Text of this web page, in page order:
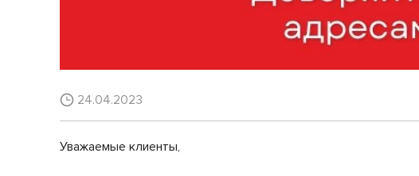
24.04.2023
Уважаемые клиенты,